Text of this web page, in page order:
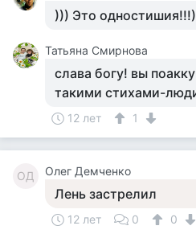
))) Это
Татьяна Смирнова
слава богу! вы
такими стихами-
12 лет 1
ОД Олег Демченко
Лень застрелил
12 лет 0 0